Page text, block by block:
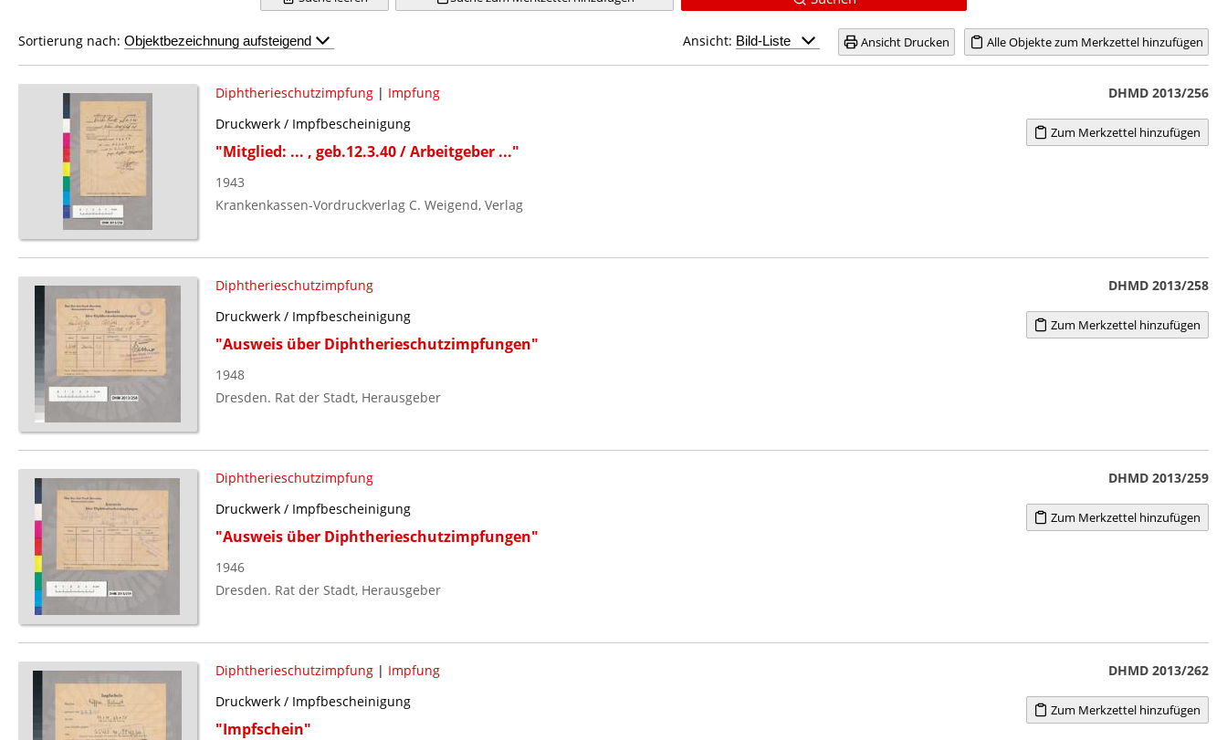
Alle Objekte zum Merkzettel hinzufügen
Ansicht Drucken
Ansicht:
Sortierung nach:
Diphtherieschutzimpfung| Impfung
Druckwerk / Impfbescheinigung
"Mitglied: ... , geb.12.3.40 / Arbeitgeber ..."
1943
Krankenkassen-Vordruckverlag C. Weigend, Verlag
DHMD 2013/256
Zum Merkzettel hinzufügen
Diphtherieschutzimpfung
Druckwerk / Impfbescheinigung
"Ausweis über Diphtherieschutzimpfungen"
1948
Dresden. Rat der Stadt, Herausgeber
DHMD 2013/258
Zum Merkzettel hinzufügen
Diphtherieschutzimpfung
Druckwerk / Impfbescheinigung
"Ausweis über Diphtherieschutzimpfungen"
1946
Dresden. Rat der Stadt, Herausgeber
DHMD 2013/259
Zum Merkzettel hinzufügen
Diphtherieschutzimpfung| Impfung
Druckwerk / Impfbescheinigung
"Impfschein"
DHMD 2013/262
Zum Merkzettel hinzufügen